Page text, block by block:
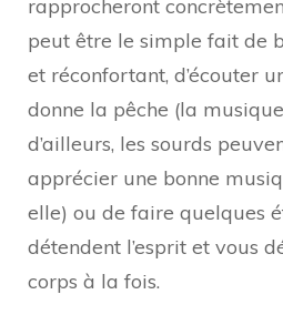
rapprocheront
peut être le simple fait de
et réconfortant, d’écouter
donne la pêche (la
d’ailleurs, les sourds
apprécier une bonne
elle) ou de faire quelques
détendent l’esprit et vous
corps à la fois.